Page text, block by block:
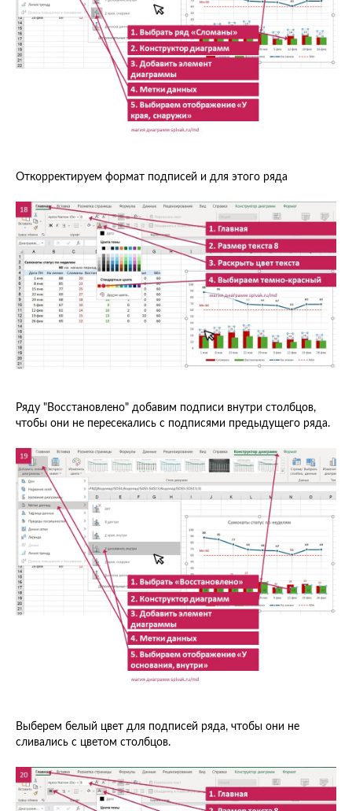
Откорректируем формат подписей и для этого ряда
Ряду "Восстановлено" добавим подписи внутри столбцов,
чтобы они не пересекались с подписями предыдущего ряда.
Выберем белый цвет для подписей ряда, чтобы они не
сливались с цветом столбцов.